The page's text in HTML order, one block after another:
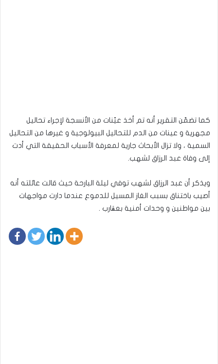
كما تضمّن التقرير أنه تم أخذ عيّنات من الأنسجة لإجراء تحاليل
مجهرية و عينات من الدم للتحاليل البيولوجية و غيرها من التحاليل
السمية ، ولا تزال الأبحاث جارية لمعرفة الأسباب الحقيقة التي أدت
إلى وفاة عبد الرزاق لشهب.
ويذكر أن عبد الرزاق لشهب توفي ليلة البارحة حيث قالت عائلته أنه
أصيب باختناق بسبب الغاز المسيل للدموع عندما دارت مواجهات
بين مواطنين و وحدات أمنية بعڨارب .